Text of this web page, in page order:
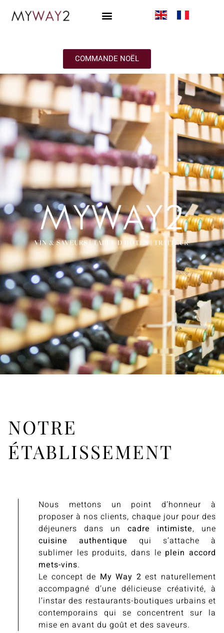
COMMANDE NOËL
NOTRE
ÉTABLISSEMENT
Nous mettons un point d’honneur à
proposer à nos clients, chaque jour pour des
déjeuners dans un cadre intimiste, une
cuisine authentique qui s’attache à
sublimer les produits, dans le plein accord
mets-vins.
Le concept de My Way 2 est naturellement
accompagné d’une délicieuse créativité, à
l’instar des restaurants-boutiques urbains et
contemporains qui se concentrent sur la
mise en avant du goût et des saveurs.